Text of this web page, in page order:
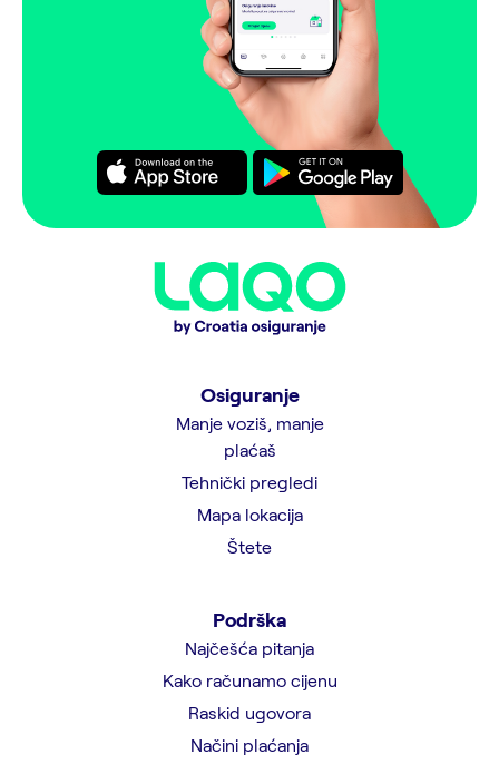
Osiguranje
Manje voziš, manje
plaćaš
Tehnički pregledi
Mapa lokacija
Štete
Podrška
Najčešća pitanja
Kako računamo cijenu
Raskid ugovora
Načini plaćanja